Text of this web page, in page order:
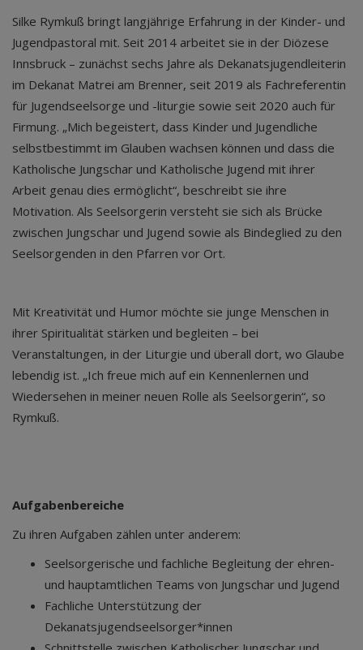
Silke Rymkuß bringt langjährige Erfahrung in der Kinder- und
Jugendpastoral mit. Seit 2014 arbeitet sie in der Diözese
Innsbruck – zunächst sechs Jahre als Dekanatsjugendleiterin
im Dekanat Matrei am Brenner, seit 2019 als Fachreferentin
für Jugendseelsorge und -liturgie sowie seit 2020 auch für
Firmung. „Mich begeistert, dass Kinder und Jugendliche
selbstbestimmt im Glauben wachsen können und dass die
Katholische Jungschar und Katholische Jugend mit ihrer
Arbeit genau dies ermöglicht“, beschreibt sie ihre
Motivation. Als Seelsorgerin versteht sie sich als Brücke
zwischen Jungschar und Jugend sowie als Bindeglied zu den
Seelsorgenden in den Pfarren vor Ort.
Mit Kreativität und Humor möchte sie junge Menschen in
ihrer Spiritualität stärken und begleiten – bei
Veranstaltungen, in der Liturgie und überall dort, wo Glaube
lebendig ist. „Ich freue mich auf ein Kennenlernen und
Wiedersehen in meiner neuen Rolle als Seelsorgerin“, so
Rymkuß.
Aufgabenbereiche
Zu ihren Aufgaben zählen unter anderem:
Seelsorgerische und fachliche Begleitung der ehren-
und hauptamtlichen Teams von Jungschar und Jugend
Fachliche Unterstützung der
Dekanatsjugendseelsorger*innen